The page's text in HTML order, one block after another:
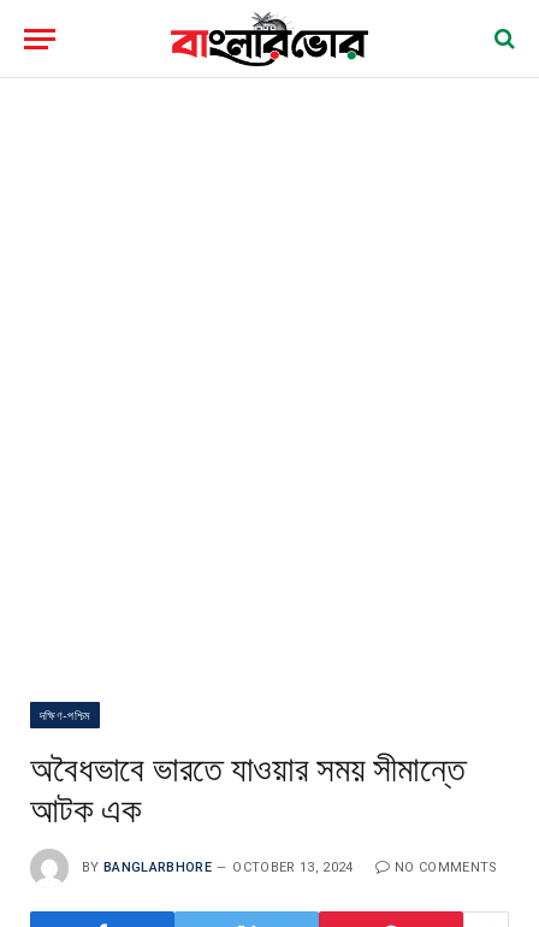
দক্ষিণ-পশ্চিম
অবৈধভাবে ভারতে যাওয়ার সময় সীমান্তে
আটক এক
BY BANGLARBHORE OCTOBER 13, 2024 NO COMMENTS